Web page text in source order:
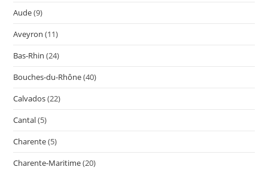
Aude(9)
Aveyron (11)
Bas-Rhin (24)
Bouches-du-Rhône(40)
Calvados(22)
Cantal(5)
Charente(5)
Charente-Maritime(20)